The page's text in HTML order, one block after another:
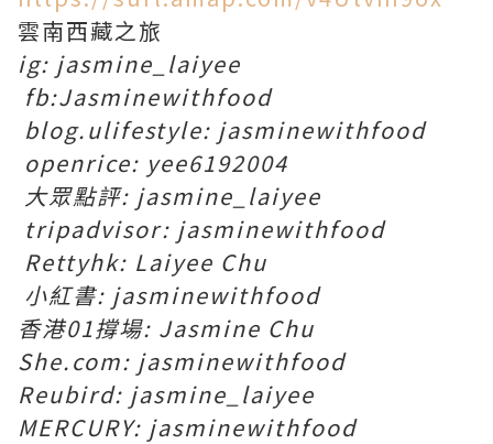
雲南西藏之旅
ig: jasmine_laiyee
fb:Jasminewithfood
blog.ulifestyle: jasminewithfood
openrice: yee6192004
大眾點評: jasmine_laiyee
tripadvisor: jasminewithfood
Rettyhk: Laiyee Chu
小紅書: jasminewithfood
香港01撐場: Jasmine Chu
She.com: jasminewithfood
Reubird: jasmine_laiyee
MERCURY: jasminewithfood